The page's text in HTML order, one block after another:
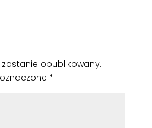
opublikowany.
*